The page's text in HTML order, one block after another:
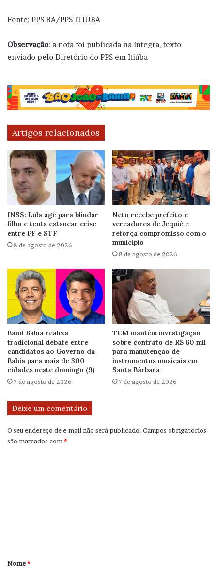
Fonte: PPS BA/PPS ITIÚBA
Observação: a nota foi publicada na íntegra, texto
enviado pelo Diretório do PPS em Itiúba
Artigos relacionados
INSS: Lula age para blindar
filho e tenta estancar crise
entre PF e STF
8 de agosto de 2026
Neto recebe prefeito e
vereadores de Jequié e
reforça compromisso com o
município
8 de agosto de 2026
Band Bahia realiza
tradicional debate entre
candidatos ao Governo da
Bahia para mais de 300
cidades neste domingo (9)
7 de agosto de 2026
TCM mantém investigação
sobre contrato de R$ 60 mil
para manutenção de
instrumentos musicais em
Santa Bárbara
7 de agosto de 2026
Deixe um comentário
O seu endereço de e-mail não será publicado. Campos obrigatórios
são marcados com*
r
Nome*